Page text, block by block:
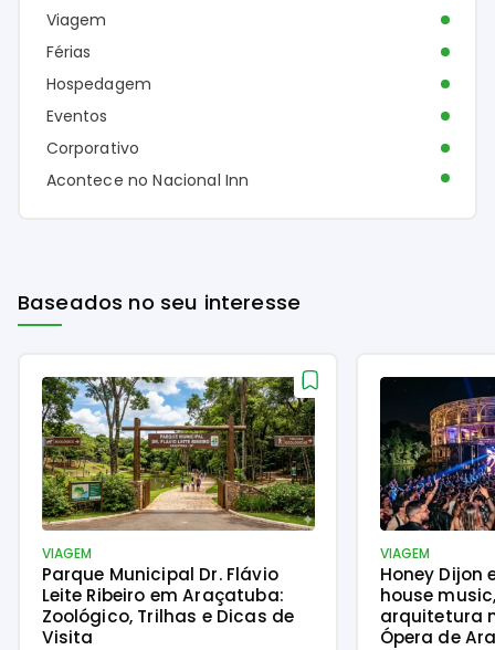
Viagem
Férias
Hospedagem
Eventos
Corporativo
Acontece no Nacional Inn
Baseados no seu interesse
VIAGEM
Parque Municipal Dr. Flávio
Leite Ribeiro em Araçatuba:
Zoológico, Trilhas e Dicas de
Visita
VIAGEM
Honey Dijon
house
arquitetura
Ópera de